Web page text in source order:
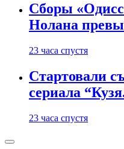
Сборы
Нолана
23 часа спустя
Стартовали
сериала
23 часа спустя